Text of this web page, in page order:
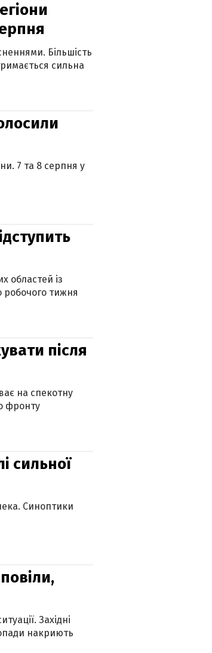
Більшість
сильна
7 та 8 серпня у
областей із
тижня
після
на спекотну
фронту
сильної
Синоптики
Західні
накриють